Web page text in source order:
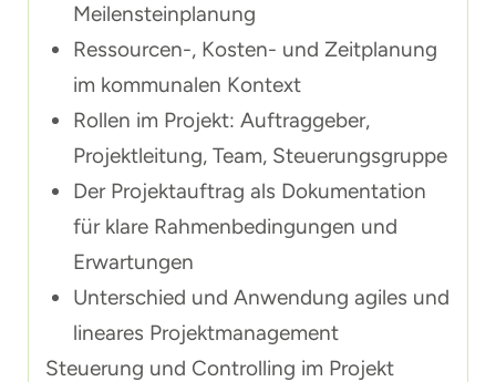
Meilensteinplanung
Ressourcen-, Kosten- und Zeitplanung
im kommunalen Kontext
Rollen im Projekt: Auftraggeber,
Projektleitung, Team, Steuerungsgruppe
Der Projektauftrag als Dokumentation
für klare Rahmenbedingungen und
Erwartungen
Unterschied und Anwendung agiles und
lineares Projektmanagement
Steuerung und Controlling im Projekt